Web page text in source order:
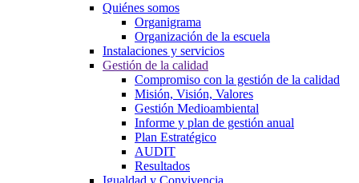
Quiénes somos
Organigrama
Organización de la escuela
Instalaciones y servicios
Gestión de la calidad
Compromiso con la gestión de la calidad
Misión, Visión, Valores
Gestión Medioambiental
Informe y plan de gestión anual
Plan Estratégico
AUDIT
Resultados
Igualdad y Convivencia